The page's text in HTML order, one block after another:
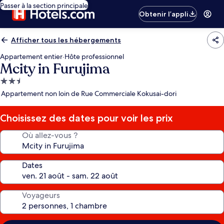
Passer à la section principale
Obtenir l’appli
Afficher tous les hébergements
Appartement entier·Hôte professionnel
Mcity in Furujima
Hébergement
2.5 étoiles
Appartement non loin de Rue Commerciale Kokusai-dori
Choisissez des dates pour voir les prix
Où allez-vous ?
Dates
Voyageurs